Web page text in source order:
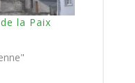
la Paix